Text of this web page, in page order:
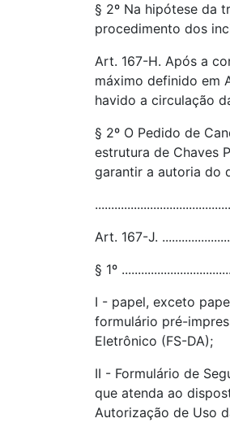
§ 2º Na hipótese da
procedimento dos
Art. 167-H. Após a
máximo definido em
havido a circulação
§ 2º O Pedido de
estrutura de Chaves
garantir a autoria do
Art. 167-J.
§ 1º
I - papel, exceto
formulário pré-
Eletrônico (FS-DA);
II - Formulário de
que atenda ao
Autorização de Uso